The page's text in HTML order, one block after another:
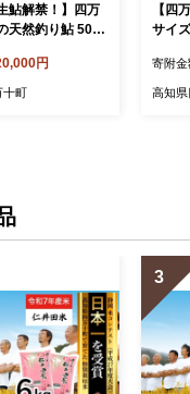
鮎解禁！】四万
天然釣り鮎 500g
30k あゆ アユ
塩焼き 甘露煮
円
十町
【四
サイ
魚 鮎
寄附金
高知
3